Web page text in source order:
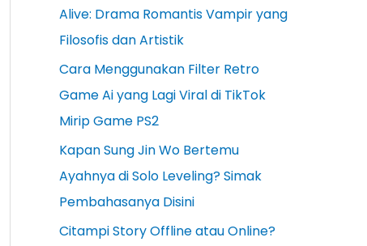
Alive: Drama Romantis Vampir yang
Filosofis dan Artistik
Cara Menggunakan Filter Retro
Game Ai yang Lagi Viral di TikTok
Mirip Game PS2
Kapan Sung Jin Wo Bertemu
Ayahnya di Solo Leveling? Simak
Pembahasanya Disini
Citampi Story Offline atau Online?